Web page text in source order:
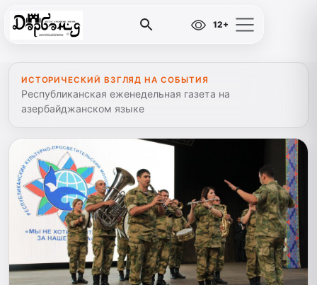
12+
ИСТОРИЧЕСКИЙ ВЗГЛЯД НА СОБЫТИЯ
Республиканская еженедельная газета на
азербайджанском языке